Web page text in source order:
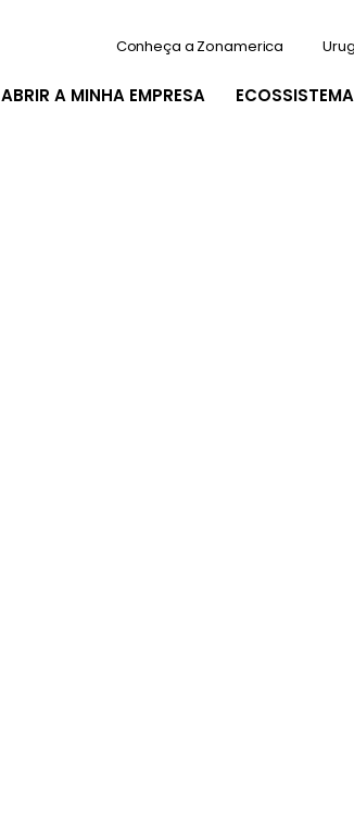
ABRIR A MINHA EMPRESA
Conheça a Zonamerica